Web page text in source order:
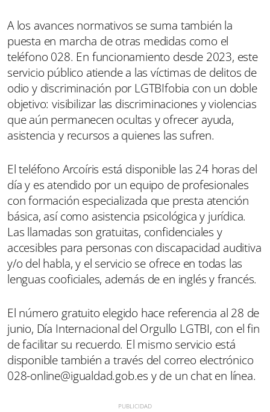
A los avances normativos se suma también la
puesta en marcha de otras medidas como el
teléfono 028. En funcionamiento desde 2023, este
servicio público atiende a las víctimas de delitos de
odio y discriminación por LGTBIfobia con un doble
objetivo: visibilizar las discriminaciones y violencias
que aún permanecen ocultas y ofrecer ayuda,
asistencia y recursos a quienes las sufren.
El teléfono Arcoíris está disponible las 24 horas del
día y es atendido por un equipo de profesionales
con formación especializada que presta atención
básica, así como asistencia psicológica y jurídica.
Las llamadas son gratuitas, confidenciales y
accesibles para personas con discapacidad auditiva
y/o del habla, y el servicio se ofrece en todas las
lenguas cooficiales, además de en inglés y francés.
El número gratuito elegido hace referencia al 28 de
junio, Día Internacional del Orgullo LGTBI, con el fin
de facilitar su recuerdo. El mismo servicio está
disponible también a través del correo electrónico
028-online@igualdad.gob.es y de un chat en línea.